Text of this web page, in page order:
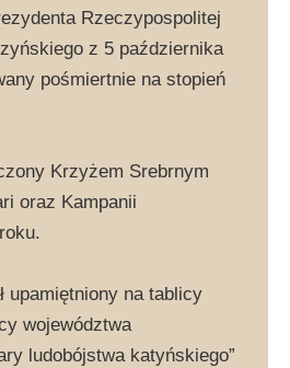
Rzeczypospolitej
z 5 października
pośmiertnie na stopień
Krzyżem Srebrnym
oraz Kampanii
upamiętniony na tablicy
województwa
ludobójstwa katyńskiego”